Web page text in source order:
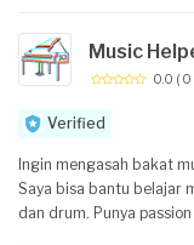
Music
0.0 ( 0
Verified
Ingin mengasah bakat
Saya bisa bantu belajar
dan drum. Punya